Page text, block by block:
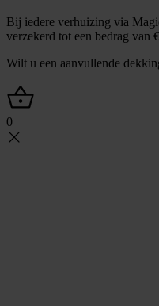
Bij iedere verhuizing via
verzekerd tot een bedrag van
Wilt u een aanvullende
0